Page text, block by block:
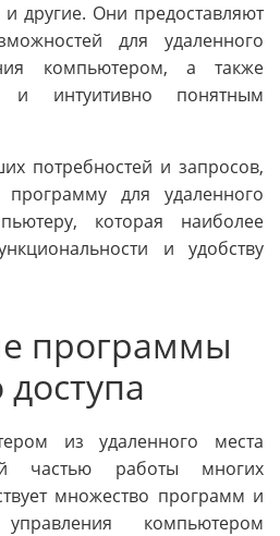
другие. Они предоставляют
для удаленного
компьютером, а также
и интуитивно понятным
потребностей и запросов,
для удаленного
которая наиболее
и удобству
программы
из удаленного места
частью работы многих
множество программ и
компьютером